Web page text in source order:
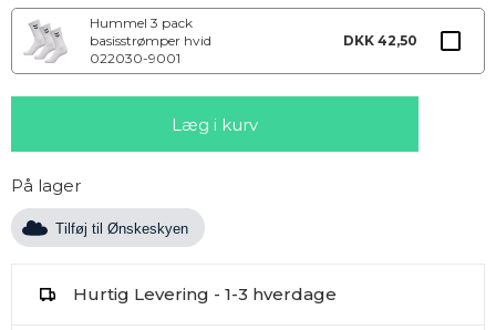
Hummel 3 pack
basisstrømper hvid
022030-9001
DKK 42,50
På lager
Tilføj til Ønskeskyen
Hurtig Levering - 1-3 hverdage